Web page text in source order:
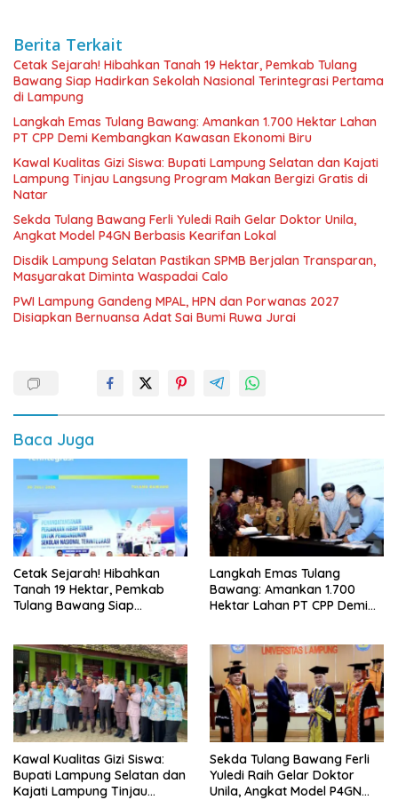
Berita Terkait
Cetak Sejarah! Hibahkan Tanah 19 Hektar, Pemkab Tulang
Bawang Siap Hadirkan Sekolah Nasional Terintegrasi Pertama
di Lampung
Langkah Emas Tulang Bawang: Amankan 1.700 Hektar Lahan
PT CPP Demi Kembangkan Kawasan Ekonomi Biru
Kawal Kualitas Gizi Siswa: Bupati Lampung Selatan dan Kajati
Lampung Tinjau Langsung Program Makan Bergizi Gratis di
Natar
Sekda Tulang Bawang Ferli Yuledi Raih Gelar Doktor Unila,
Angkat Model P4GN Berbasis Kearifan Lokal
Disdik Lampung Selatan Pastikan SPMB Berjalan Transparan,
Masyarakat Diminta Waspadai Calo
PWI Lampung Gandeng MPAL, HPN dan Porwanas 2027
Disiapkan Bernuansa Adat Sai Bumi Ruwa Jurai
Baca Juga
Cetak Sejarah! Hibahkan
Tanah 19 Hektar, Pemkab
Tulang Bawang Siap
Lampung
Langkah Emas Tulang
Bawang: Amankan 1.700
Hektar Lahan PT CPP Demi
Kawal Kualitas Gizi Siswa:
Bupati Lampung Selatan dan
Kajati Lampung Tinjau
Sekda Tulang Bawang Ferli
Yuledi Raih Gelar Doktor
Unila, Angkat Model P4GN